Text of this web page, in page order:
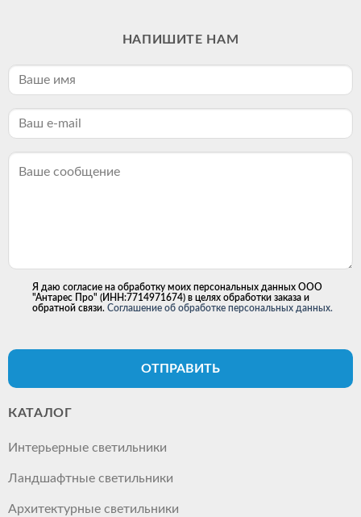
НАПИШИТЕ НАМ
Я даю согласие на обработку моих персональных данных ООО
"Антарес Про" (ИНН:7714971674) в целях обработки заказа и
обратной связи. Соглашение об обработке персональных данных.
ОТПРАВИТЬ
КАТАЛОГ
Интерьерные светильники
Ландшафтные светильники
Архитектурные светильники